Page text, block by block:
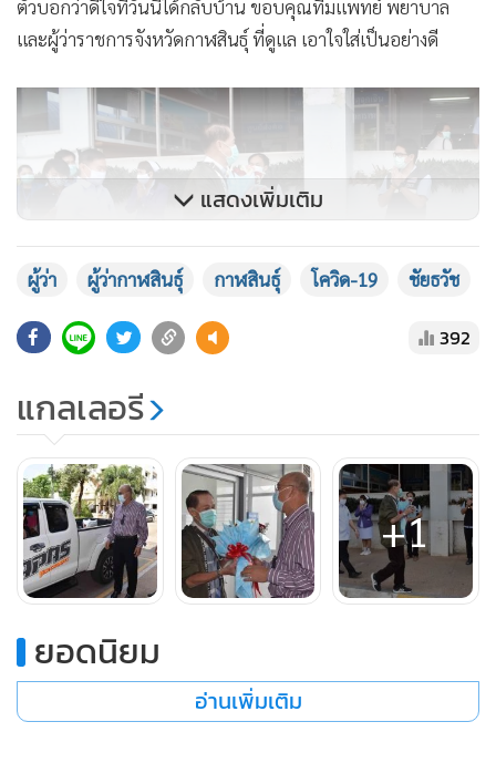
ตัวบอกว่าดีใจที่วันนี้ได้กลับบ้าน ขอบคุณทีมแพทย์ พยาบาล
และผู้ว่าราชการจังหวัดกาฬสินธุ์ ที่ดูแล เอาใจใส่เป็นอย่างดี
ณ ขณะนี้ผู้ป่วยติดเชื้อของกาฬสินธุ์ที่มีอยู่ 3 คน รักษาหาย
ดีแล้วทั้งหมด โดยกลับบ้านไปแล้ว 2 เหลืออีก 1 ที่ยังต้องกักตัว
เฝ้าระวังให้ครบ 30 วัน
ด้านนายชัยธวัช เนียมศิริ ผู้ว่าราชการ จ.กาฬสินธุ์ กล่าวว่า
สถานการณ์ของผู้ป่วยติดเชื้อไวรัสโควิด-19 จังหวัดกาฬสินธุ์ ที่มี
ทั้งหมด 3 คน ในขณะนี้หายเป็นปกติทั้ง 3 รายแล้ว โดยกลับบ้าน
แล้ว 2 คน เหลือ 1 คนที่อยู่ในช่วงการเฝ้าระวังให้ครบ 30 วัน
เท่านั้น วันนี้จึงอยากจะมาขอบคุณทีมแพทย์พยาบาลในการดูแล
รักษาผู้ป่วย
แสดงเพิ่มเติม
ผู้ว่า ผู้ว่ากาฬสินธุ์ กาฬสินธุ์ โควิด-19 ชัยธวัช
392
แกลเลอรี
+1
ยอดนิยม
อ่านเพิ่มเติม